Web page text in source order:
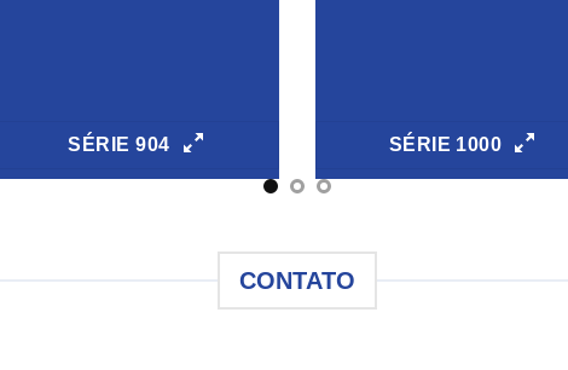
SÉRIE 904 SÉRIE 1000
CONTATO